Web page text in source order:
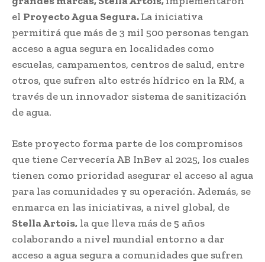
el Proyecto Agua Segura.La iniciativa
permitirá que más de 3 mil 500 personas tengan
acceso a agua segura en localidades como
escuelas, campamentos, centros de salud, entre
otros, que sufren alto estrés hídrico en la RM, a
través de un innovador sistema de sanitización
de agua.
Este proyecto forma parte de los compromisos
que tiene Cervecería AB InBev al 2025, los cuales
tienen como prioridad asegurar el acceso al agua
para las comunidades y su operación. Además, se
enmarca en las iniciativas, a nivel global, de
Stella Artois, la que lleva más de 5 años
colaborando a nivel mundial entorno a dar
acceso a agua segura a comunidades que sufren